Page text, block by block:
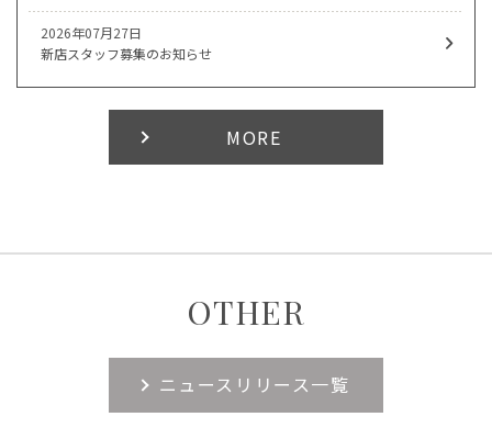
2026年07月27日
新店スタッフ募集のお知らせ
MORE
OTHER
ニュースリリース一覧